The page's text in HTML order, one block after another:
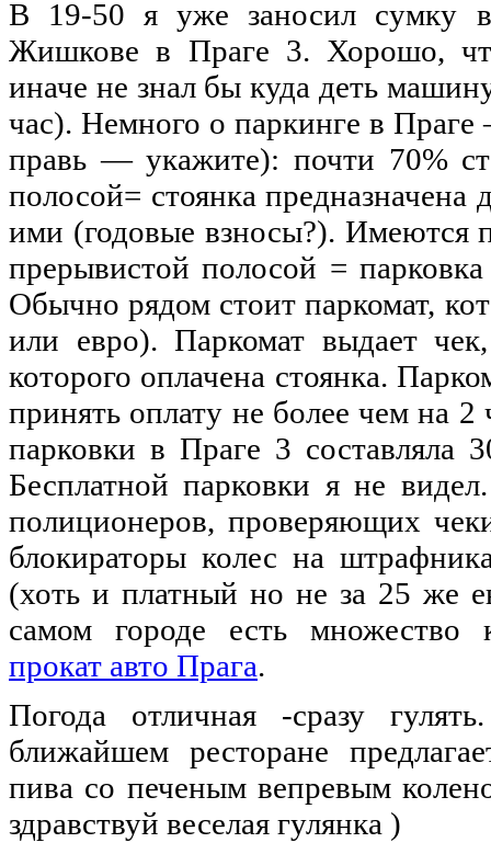
В 19-50 я уже заносил сумку
Жишкове в Праге 3. Хорошо,
иначе не знал бы куда деть
час). Немного о паркинге в
правь — укажите): почти 70%
полосой= стоянка
ими (годовые взносы?). Имеются
прерывистой полосой =
Обычно рядом стоит паркомат,
или евро). Паркомат выдает
которого оплачена стоянка.
принять оплату не более чемна 2
парковки в Праге 3
Бесплатной парковки яне
полиционеров, проверяющих
блокираторы колесна
(хоть и платный но не за 25 же
самом городе есть множество
прокат авто Прага.
Погода
отличная -сразу
ближайшем ресторане
пива со печеным вепревым
здравствуй веселая гулянка )